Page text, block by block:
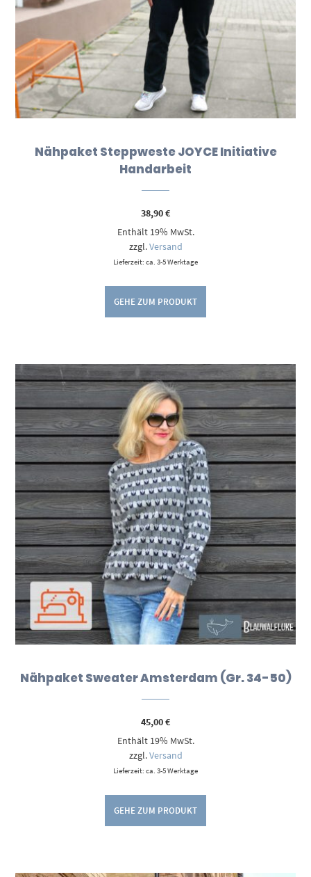
Nähpaket Steppweste JOYCE Initiative
Handarbeit
38,90€
Enthält 19% MwSt.
zzgl.Versand
Lieferzeit: ca. 3-5 Werktage
GEHE ZUM PRODUKT
Nähpaket Sweater Amsterdam (Gr. 34-50)
45,00€
Enthält 19% MwSt.
zzgl.Versand
Lieferzeit: ca. 3-5 Werktage
GEHE ZUM PRODUKT